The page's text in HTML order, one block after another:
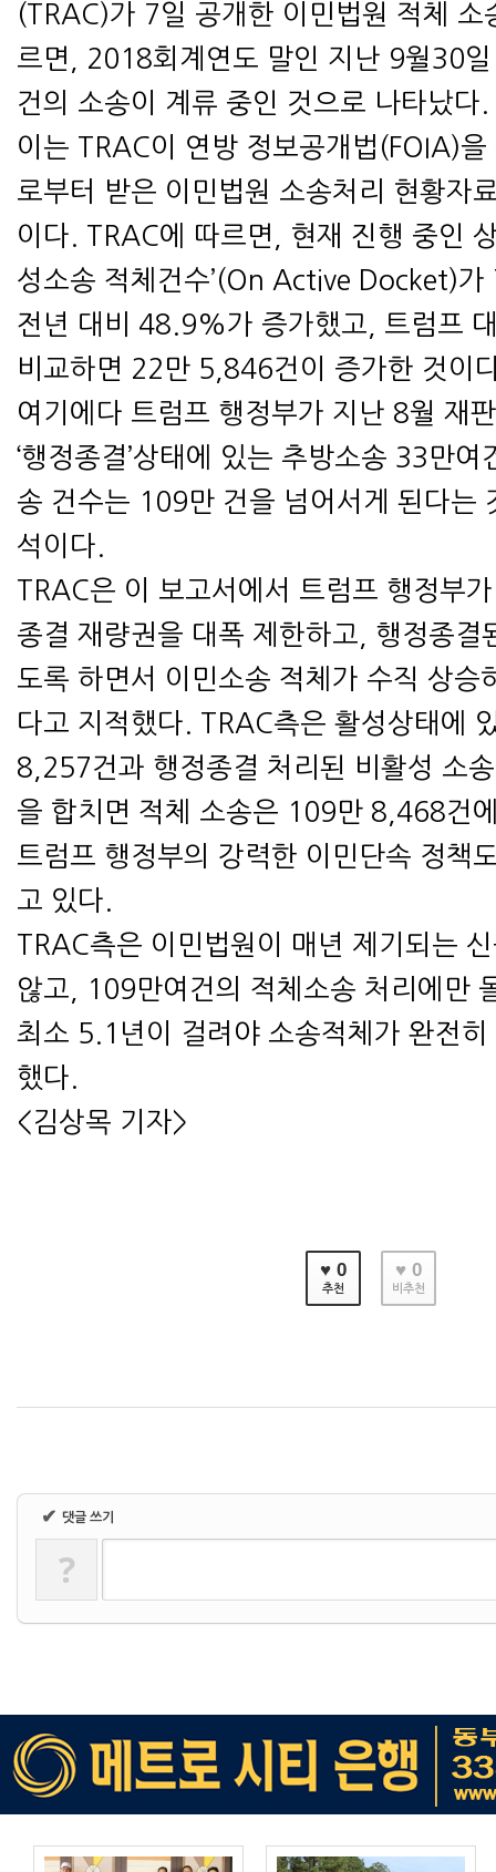
(TRAC)가 7일 공개한 이민법원 적체 소
르면, 2018회계연도 말인 지난 9월30
건의 소송이 계류 중인 것으로 나타났다.
이는 TRAC이 연방 정보공개법(FOIA)
로부터 받은 이민법원 소송처리 현황자
이다. TRAC에 따르면, 현재 진행 중인
성소송 적체건수’(On Active Docket)
전년 대비 48.9%가 증가했고, 트럼프
비교하면 22만 5,846건이 증가한 것이
여기에다 트럼프 행정부가 지난 8월 재
‘행정종결’상태에 있는 추방소송 33만
송 건수는 109만 건을 넘어서게 된다는
석이다.
TRAC은 이 보고서에서 트럼프 행정부
종결 재량권을 대폭 제한하고, 행정종결
도록 하면서 이민소송 적체가 수직 상승
다고 지적했다. TRAC측은 활성상태에
8,257건과 행정종결 처리된 비활성 소
을 합치면 적체 소송은 109만 8,468건
트럼프 행정부의 강력한 이민단속 정책
고 있다.
TRAC측은 이민법원이 매년 제기되는
않고, 109만여건의 적체소송 처리에만
최소 5.1년이 걸려야 소송적체가 완전
했다.
<김상목 기자>
♥ 0
추천
♥ 0
비추천
✔ 댓글 쓰기
?